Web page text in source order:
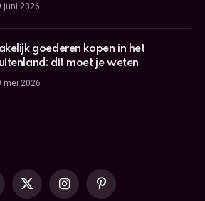
juni 2026
goederen kopen in het
dit moet je weten
mei 2026
X
InstagramPinterest